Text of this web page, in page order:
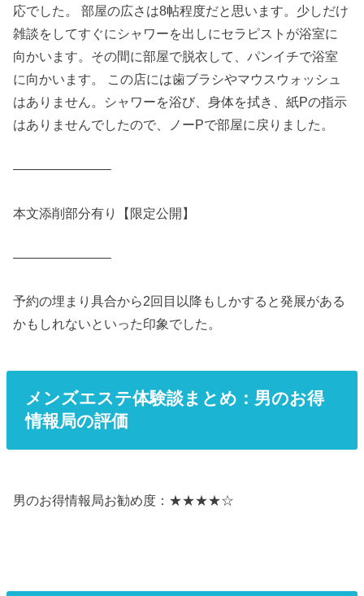
応でした。 部屋の広さは8帖程度だと思います。少しだけ
雑談をしてすぐにシャワーを出しにセラピストが浴室に
向かいます。その間に部屋で脱衣して、パンイチで浴室
に向かいます。 この店には歯ブラシやマウスウォッシュ
はありません。シャワーを浴び、身体を拭き、紙Pの指示
はありませんでしたので、ノーPで部屋に戻りました。
———————–
本文添削部分有り【限定公開】
———————–
予約の埋まり具合から2回目以降もしかすると発展がある
かもしれないといった印象でした。
メンズエステ体験談まとめ：男のお得
情報局の評価
男のお得情報局お勧め度：★★★★☆